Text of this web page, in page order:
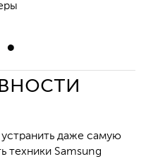
даже самую
техники Samsung